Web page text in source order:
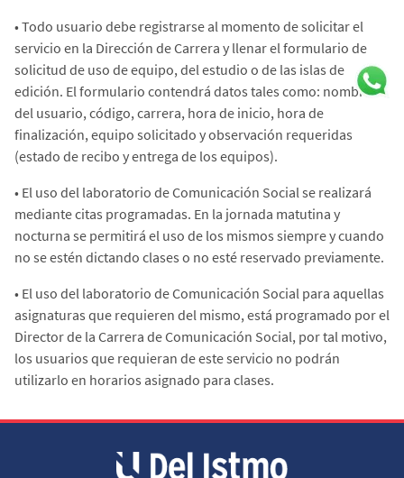
• Todo usuario debe registrarse al momento de solicitar el
servicio en la Dirección de Carrera y llenar el formulario de
solicitud de uso de equipo, del estudio o de las islas de
edición. El formulario contendrá datos tales como: nombre
del usuario, código, carrera, hora de inicio, hora de
finalización, equipo solicitado y observación requeridas
(estado de recibo y entrega de los equipos).
• El uso del laboratorio de Comunicación Social se realizará
mediante citas programadas. En la jornada matutina y
nocturna se permitirá el uso de los mismos siempre y cuando
no se estén dictando clases o no esté reservado previamente.
• El uso del laboratorio de Comunicación Social para aquellas
asignaturas que requieren del mismo, está programado por el
Director de la Carrera de Comunicación Social, por tal motivo,
los usuarios que requieran de este servicio no podrán
utilizarlo en horarios asignado para clases.